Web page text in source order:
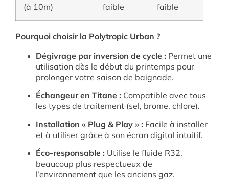
(à 10m)
faible
faible
Pourquoi choisir la Polytropic Urban ?
Dégivrage par inversion de cycle : Permet une
utilisation dès le début du printemps pour
prolonger votre saison de baignade.
Échangeur en Titane : Compatible avec tous
les types de traitement (sel, brome, chlore).
Installation « Plug & Play » : Facile à installer
et à utiliser grâce à son écran digital intuitif.
Éco-responsable : Utilise le fluide R32,
beaucoup plus respectueux de
l’environnement que les anciens gaz.